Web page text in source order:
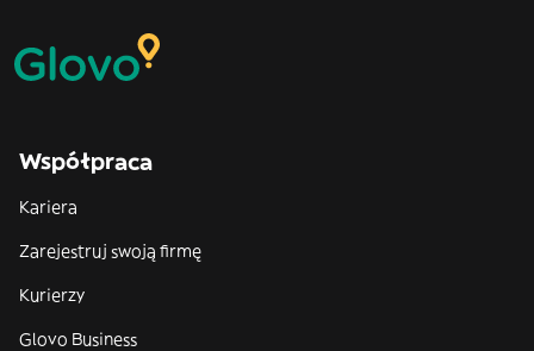
Współpraca
Kariera
Zarejestruj swoją firmę
Kurierzy
Glovo Business